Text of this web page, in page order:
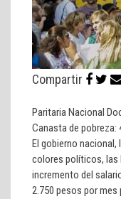
Compartir
Paritaria Nacional
Canasta de pobreza:
El gobierno
colores políticos, las
incremento del
2.750 pesos por mes